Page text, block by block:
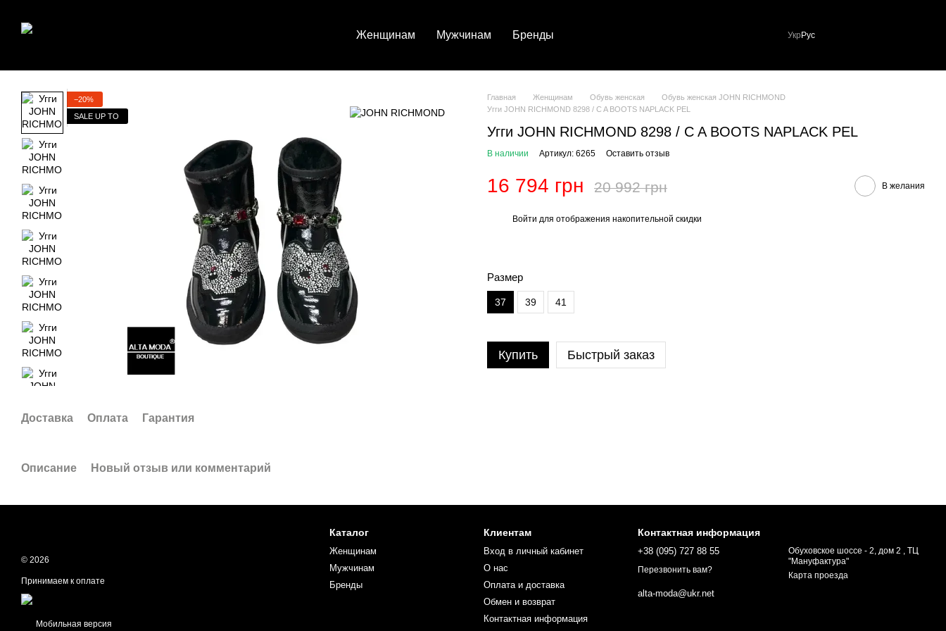
Женщинам Мужчинам Бренды Укр Рус
−20%
SALE UP TO
Доставка Оплата Гарантия
Главная Женщинам Обувь женская
Обувь женская JOHN RICHMOND
Угги JOHN RICHMOND 8298 / C A BOOTS NAPLACK PEL
Угги JOHN RICHMOND 8298 / C A BOOTS NAPLACK PEL
В наличии Артикул: 6265 Оставить отзыв
16 794 грн 20 992 грн В желания
Войти для отображения накопительной скидки
Размер
37 39 41
Купить Быстрый заказ
Описание Новый отзыв или комментарий
© 2026
Принимаем к оплате
Мобильная версия
Каталог
Женщинам
Мужчинам
Бренды
Клиентам
Вход в личный кабинет
О нас
Оплата и доставка
Обмен и возврат
Контактная информация
Контактная информация
+38 (095) 727 88 55
Перезвонить вам?
alta-moda@ukr.net
Обуховское шоссе - 2, дом 2 , ТЦ
"Мануфактура"
Карта проезда